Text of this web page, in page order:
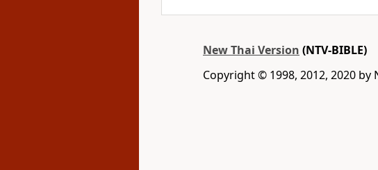
New Thai Version (NTV-BIBLE)
Copyright © 1998, 2012, 2020